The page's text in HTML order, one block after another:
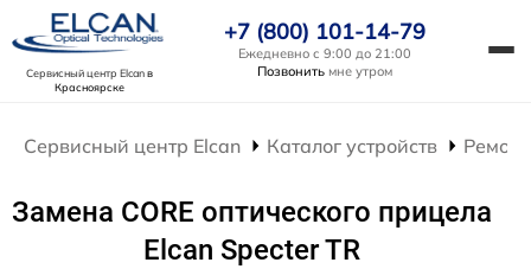
Сервисный центр Elcanв
Красноярске
+7 (800) 101-14-79
Ежедневно с 9:00 до 21:00
Позвонить мне утром
Сервисный центр Elcan Каталог устройств
Замена CORE оптического прицела
Elcan Specter TR